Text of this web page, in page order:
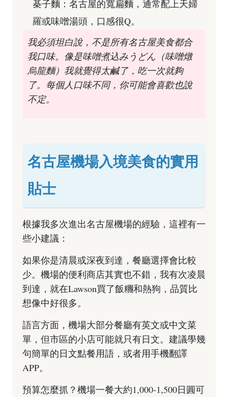
棊子麵：名古屋的寬扁麵，通常配上天婦
羅或味噌湯頭，口感很Q。
我必須坦白說，不是所有名古屋美食都合
我口味。像是味噌煮込みうどん（味噌燉
烏龍麵）我就覺得太鹹了，吃一次就夠
了。每個人口味不同，你可能會喜歡也說
不定。
名古屋機場入境美食的實用
貼士
根據我多次進出名古屋機場的經驗，這裡有一
些小建議：
如果你是清晨或深夜到達，餐廳選擇會比較
少。機場的便利商店其實也不錯，我有次凌晨
到達，就在Lawson買了飯糰和熱狗，品質比
想像中好很多。
語言方面，機場大部分餐廳有英文或中文菜
單，但市區的小店可能就只有日文。建議學幾
句簡單的日文點餐用語，或者用手機翻譯
APP。
預算怎麼抓？機場一餐大約1,000-1,500日圓可